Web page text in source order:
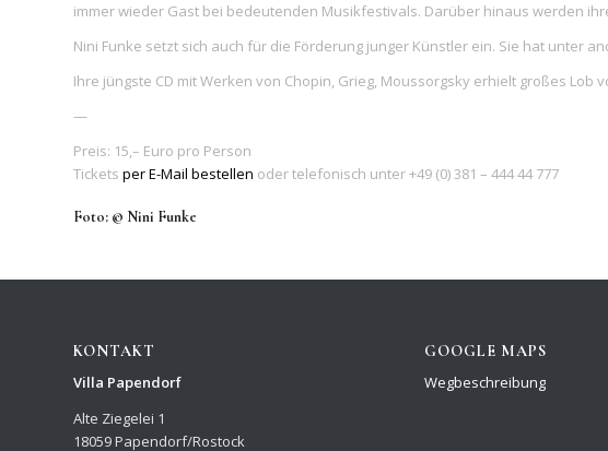
immer wieder Gast bei bedeutenden Musikfestivals. Darüber hinaus werden
Nini Funke setzt sich auch für die Förderung junger Künstler ein. Sie hat unter
Ihre jüngste CD mit Werken von Chopin, Grieg, Moussorgsky erhielt großes Lob
—
Preis: 15,– Euro pro Person
Tickets per E-Mail bestellen oder telefonisch unter +49 (0) 381 – 444 44 777
Foto: © Nini Funke
KONTAKT
Villa Papendorf
Alte Ziegelei 1
18059 Papendorf/Rostock
GOOGLE MAPS
Wegbeschreibung